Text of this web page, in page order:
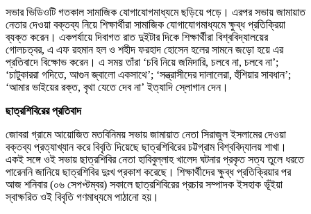
সভার ভিডিওটি গতকাল সামাজিক যোগাযোগমাধ্যমে ছড়িয়ে পড়ে। এরপর সভায় জামায়াত
নেতার দেওয়া বক্তব্য নিয়ে শিক্ষার্থীরা সামাজিক যোগাযোগমাধ্যমে ক্ষুব্ধ প্রতিক্রিয়া
ব্যক্ত করেন। একপর্যায়ে দিবাগত রাত দুইটার দিকে শিক্ষার্থীরা বিশ্ববিদ্যালয়ের
গোলচত্বর, এ এফ রহমান হল ও শহীদ ফরহাদ হোসেন হলের সামনে জড়ো হয়ে এর
প্রতিবাদে বিক্ষোভ করেন। এ সময় তাঁরা ‘চবি নিয়ে জমিদারি, চলবে না, চলবে না’;
‘চাটুকাররা গদিতে, আগুন জ্বালো একসাথে’; ‘সন্ত্রাসীদের দালালেরা, হুঁশিয়ার সাবধান’;
‘আমার ভাইয়ের রক্ত, বৃথা যেতে দেব না’ ইত্যাদি স্লোগান দেন।
ছাত্রশিবিরের প্রতিবাদ
জোবরা গ্রামে আয়োজিত মতবিনিময় সভায় জামায়াত নেতা সিরাজুল ইসলামের দেওয়া
বক্তব্য প্রত্যাখ্যান করে বিবৃতি দিয়েছে ছাত্রশিবিরের চট্টগ্রাম বিশ্ববিদ্যালয় শাখা।
একই সঙ্গে ওই সভায় ছাত্রশিবির নেতা হাবিবুল্লাহ খালেদ ঘটনার প্রকৃত সত্য তুলে ধরতে
পারেননি জানিয়ে ছাত্রশিবির দুঃখ প্রকাশ করেছে। শিক্ষার্থীদের ক্ষুব্ধ প্রতিক্রিয়ার পর
আজ শনিবার (০৬ সেপপ্টম্বর) সকালে ছাত্রশিবিরের প্রচার সম্পাদক ইসহাক ভূঁইয়া
স্বাক্ষরিত ওই বিবৃতি গণমাধ্যমে পাঠানো হয়।